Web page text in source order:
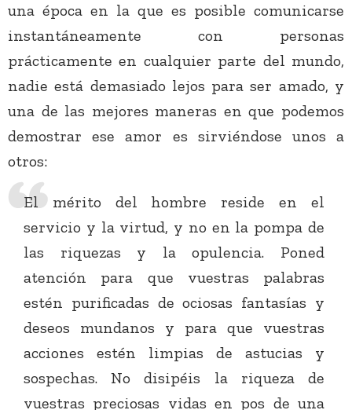
una época en la que es posible comunicarse
instantáneamente con personas
prácticamente en cualquier parte del mundo,
nadie está demasiado lejos para ser amado, y
una de las mejores maneras en que podemos
demostrar ese amor es sirviéndose unos a
otros:
El mérito del hombre reside en el
servicio y la virtud, y no en la pompa de
las riquezas y la opulencia. Poned
atención para que vuestras palabras
estén purificadas de ociosas fantasías y
deseos mundanos y para que vuestras
acciones estén limpias de astucias y
sospechas. No disipéis la riqueza de
vuestras preciosas vidas en pos de una